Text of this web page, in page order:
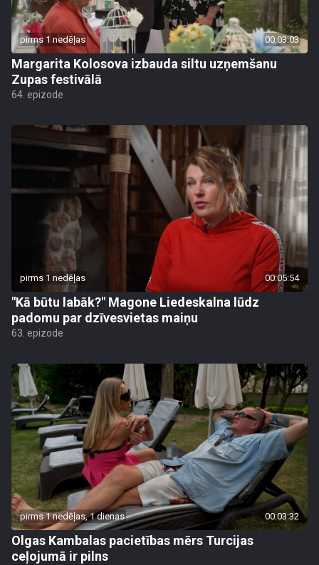
pirms 1 nedēļas 00:03:03
Margarita Kolosova izbauda siltu uzņemšanu
Zupas festivālā
64. epizode
pirms 1 nedēļas 00:05:54
"Kā būtu labāk?" Magone Liedeskalna lūdz
padomu par dzīvesvietas maiņu
63. epizode
pirms 1 nedēļas, 1 dienas 00:03:32
Olgas Kambalas pacietības mērs Turcijas
ceļojumā ir pilns